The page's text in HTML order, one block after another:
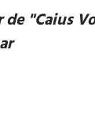
"Caius